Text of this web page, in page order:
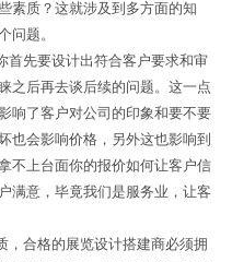
质？这就涉及到多方面的知
问题。
先要设计出符合客户要求和审
之后再去谈后续的问题。这一点
响了客户对公司的印象和要不要
也会影响价格，另外这也影响到
不上台面你的报价如何让客户信
满意，毕竟我们是服务业，让客
合格的展览设计搭建商必须拥